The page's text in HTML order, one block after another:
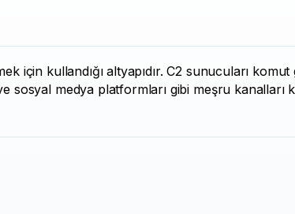
için kullandığı altyapıdır. C2 sunucuları
sosyal medya platformları gibi meşru kanalları